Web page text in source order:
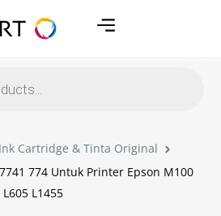
Ink Cartridge & Tinta Original
774 Untuk Printer Epson M100
L1455